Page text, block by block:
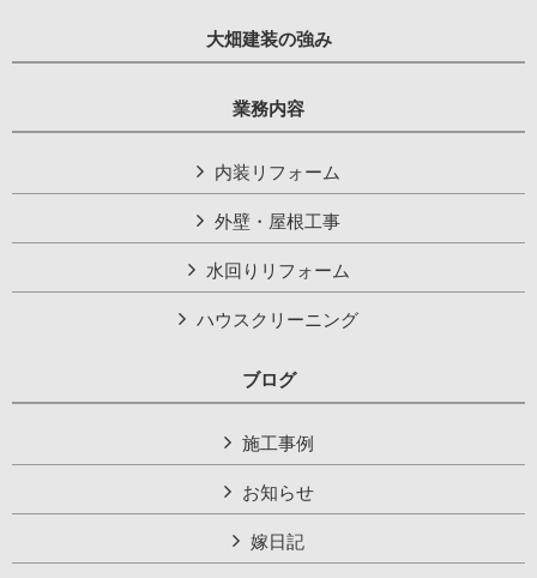
大畑建装の強み
業務内容
内装リフォーム
外壁・屋根工事
水回りリフォーム
ハウスクリーニング
ブログ
施工事例
お知らせ
嫁日記